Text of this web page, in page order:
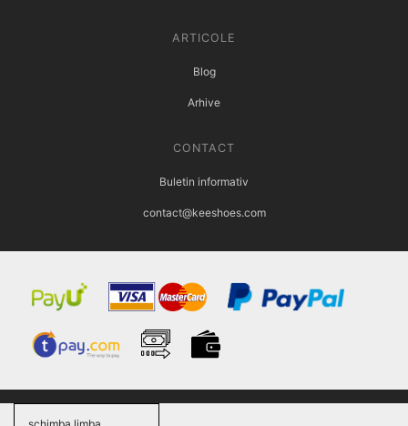
ARTICOLE
Blog
Arhive
CONTACT
Buletin informativ
contact@keeshoes.com